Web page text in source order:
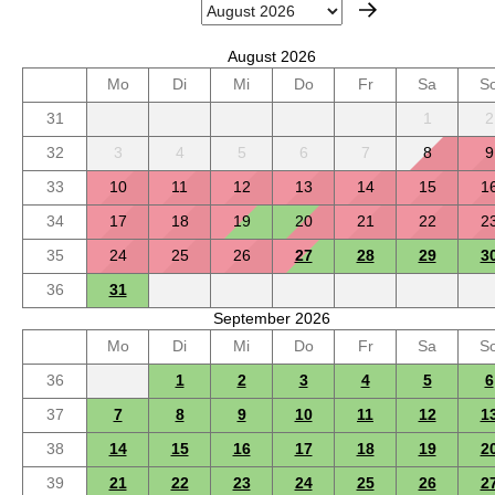
August 2026
Mo
Di Mi Do Fr Sa
31
1
2
32
3 4 5 6 7 8
9
33
10 11 12 13 14 15
34
17 18 19 20 21 22
35
24 25 26 27 28 29
36
31
September 2026
Mo
Di Mi Do Fr Sa
36
1 2 3 4 5
6
37
7 8 9 10 11 12
38
14 15 16 17 18 19
39
21 22 23 24 25 26